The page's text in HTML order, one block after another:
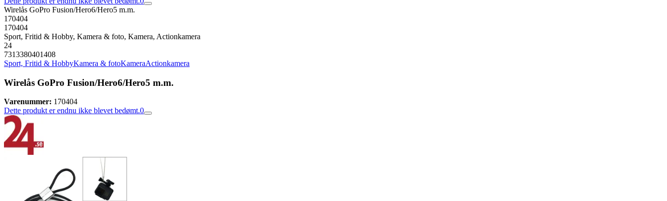
Wirelås GoPro Fusion/Hero6/Hero5 m.m.
170404
170404
Sport, Fritid & Hobby, Kamera & foto, Kamera, Actionkamera
24
7313380401408
Sport, Fritid & HobbyKamera & fotoKameraActionkamera
Wirelås GoPro Fusion/Hero6/Hero5 m.m.
Varenummer: 170404
Dette produkt er endnu ikke blevet bedømt.0